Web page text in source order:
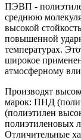
ПЭВП -
среднюю
высокой
повышенной
температурах.
широкое
атмосферному
Производят
марок: ПНД
(полиэтилен
полиэтиленовых
Отличительные